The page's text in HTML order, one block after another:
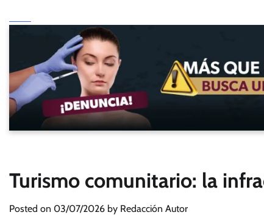
Turismo comunitario: la
Posted on 03/07/2026 by Redacción Autor